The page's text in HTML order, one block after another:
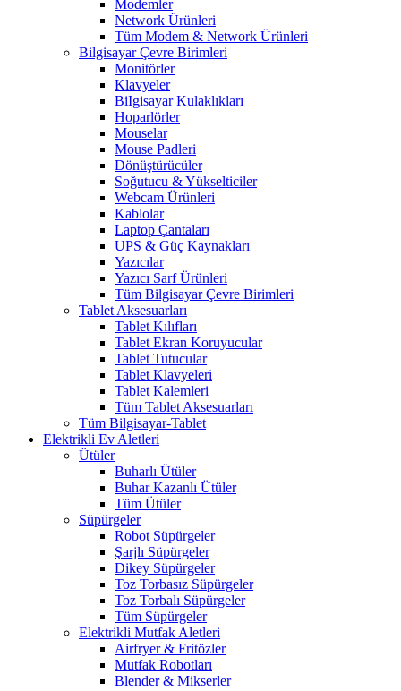
Modemler
Network Ürünleri
Tüm Modem & Network Ürünleri
Bilgisayar Çevre Birimleri
Monitörler
Klavyeler
BiIgisayar Kulaklıkları
Hoparlörler
Mouselar
Mouse Padleri
Dönüştürücüler
Soğutucu & Yükselticiler
Webcam Ürünleri
Kablolar
Laptop Çantaları
UPS & Güç Kaynakları
Yazıcılar
Yazıcı Sarf Ürünleri
Tüm Bilgisayar Çevre Birimleri
Tablet Aksesuarları
Tablet Kılıfları
Tablet Ekran Koruyucular
Tablet Tutucular
Tablet Klavyeleri
Tablet Kalemleri
Tüm Tablet Aksesuarları
Tüm Bilgisayar-Tablet
Elektrikli Ev Aletleri
Ütüler
Buharlı Ütüler
Buhar Kazanlı Ütüler
Tüm Ütüler
Süpürgeler
Robot Süpürgeler
Şarjlı Süpürgeler
Dikey Süpürgeler
Toz Torbasız Süpürgeler
Toz Torbalı Süpürgeler
Tüm Süpürgeler
Elektrikli Mutfak Aletleri
Airfryer & Fritözler
Mutfak Robotları
Blender & Mikserler